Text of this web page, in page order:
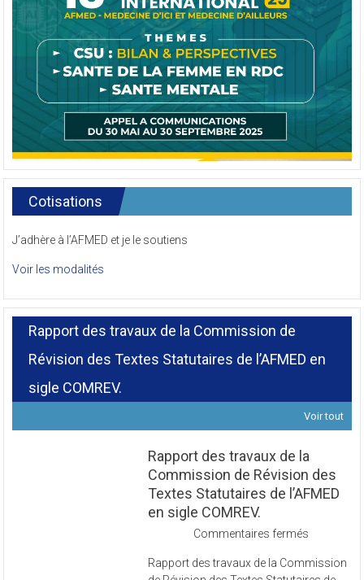
Cotisations
J’adhère à l’AFMED et je le soutiens
Voir les modalités
Rapport des travaux de la Commission de
Révision des Textes Statutaires de l’AFMED en
sigle COMREV.
Voir tout
Rapport des travaux de la
Commission de Révision des
Textes Statutaires de l’AFMED
en sigle COMREV.
Commentaires fermés
des
Rapport des travaux de la Commission